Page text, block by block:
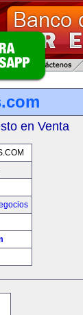
en Venta